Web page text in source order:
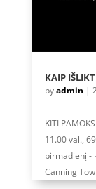
KAIP
byadmin |
KITI
11.00 val.,
pirmadienį -
Canning